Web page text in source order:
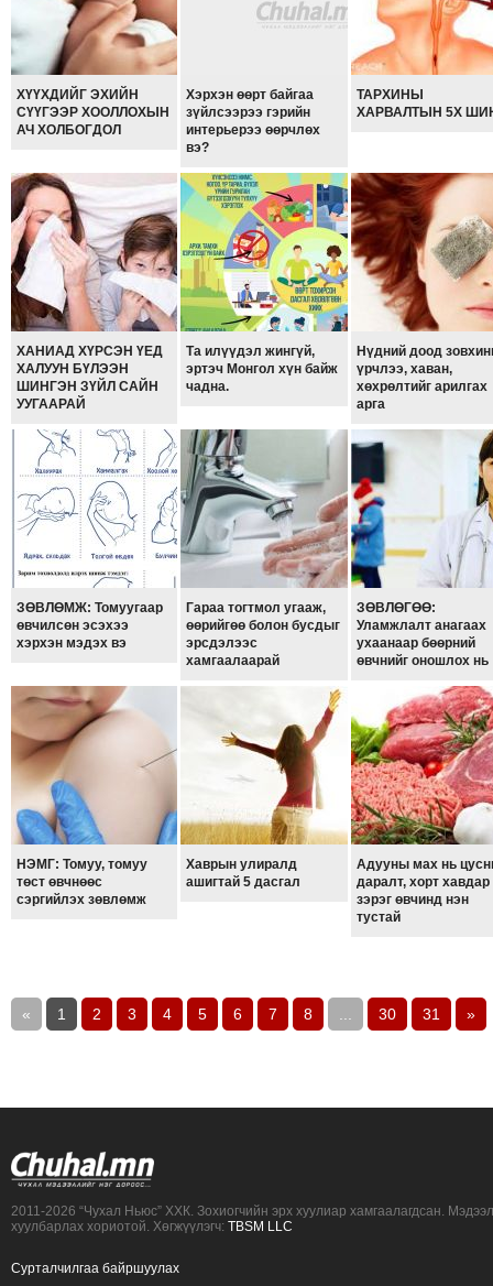
ТОДОТГОЛЫН
ЭРГЭН
ТОЙРОНД
ЕРӨНХИЙЛӨГЧИЙН
СОНГУУЛИЙН
ТОЙРОНД
29
ДҮГЭЭР
СУРГУУЛИЙН
ЭРГЭН
ТОЙРОНД
ЗӨРЧЛИЙН
ХУУЛИЙН
ЭРГЭН
ТОЙРОНД
ЕРӨНХИЙЛӨГЧИЙН
СОНГУУЛЬ-2017
ХҮҮХДИЙГ ЭХИЙН
СҮҮГЭЭР ХООЛЛОХЫН
АЧ ХОЛБОГДОЛ
Хэрхэн өөрт байгаа
зүйлсээрээ гэрийн
интерьерээ өөрчлөх
вэ?
ТАРХИНЫ
ХАРВАЛТЫН 5Х
ХАНИАД ХҮРСЭН ҮЕД
ХАЛУУН БҮЛЭЭН
ШИНГЭН ЗҮЙЛ САЙН
УУГААРАЙ
Та илүүдэл жингүй,
эртэч Монгол хүн байж
чадна.
Нүдний доод
үрчлээ, хаван,
хөхрөлтийг арилгах
арга
ЗӨВЛӨМЖ: Томуугаар
өвчилсөн эсэхээ
хэрхэн мэдэх вэ
Гараа тогтмол угааж,
өөрийгөө болон бусдыг
эрсдэлээс
хамгаалаарай
ЗӨВЛӨГӨӨ:
Уламжлалт анагаах
ухаанаар бөөрний
өвчнийг оношлох нь
НЭМГ: Томуу, томуу
төст өвчнөөс
сэргийлэх зөвлөмж
Хаврын улиралд
ашигтай 5 дасгал
Адууны мах нь
даралт, хорт хавдар
зэрэг өвчинд нэн
тустай
« 1 2 3 4 5 6 7 8 ... 30 31 »
2011-2026 “Чухал Ньюс” ХХК. Зохиогчийн эрх хуулиар хамгаалагдсан.
хуулбарлах хориотой. Хөгжүүлэгч: TBSM LLC
Сурталчилгаа байршуулах